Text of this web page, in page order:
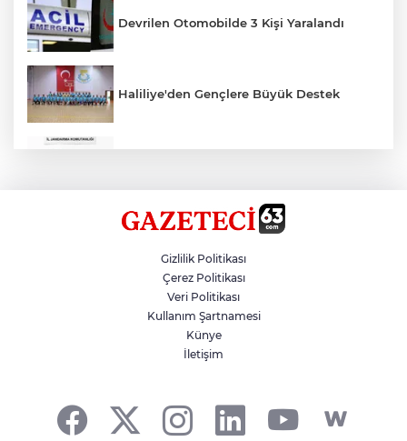
Devrilen Otomobilde 3 Kişi Yaralandı
Haliliye'den Gençlere Büyük Destek
Hikmet Başak’tan Ulaşım Çalışması
Atatürk Bulvarında Asfalt Yenileniyor
Gizlilik Politikası
Çerez Politikası
Veri Politikası
Kullanım Şartnamesi
Künye
İletişim